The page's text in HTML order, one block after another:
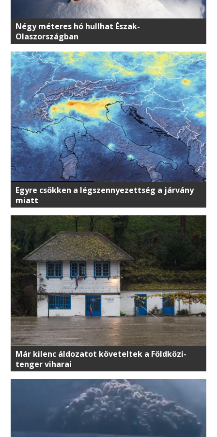
Négy méteres hó hullhat Észak-
Olaszországban
Egyre csökken a légszennyezettség a járvány
miatt
Már kilenc áldozatot követeltek a Földközi-
tenger viharai